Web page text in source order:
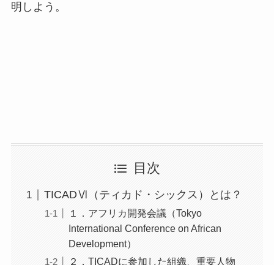
明しよう。
目次
TICADⅥ（ティカド・シックス）とは？
１．アフリカ開発会議（Tokyo
International Conference on African
Development）
２．TICADに参加した組織、重要人物